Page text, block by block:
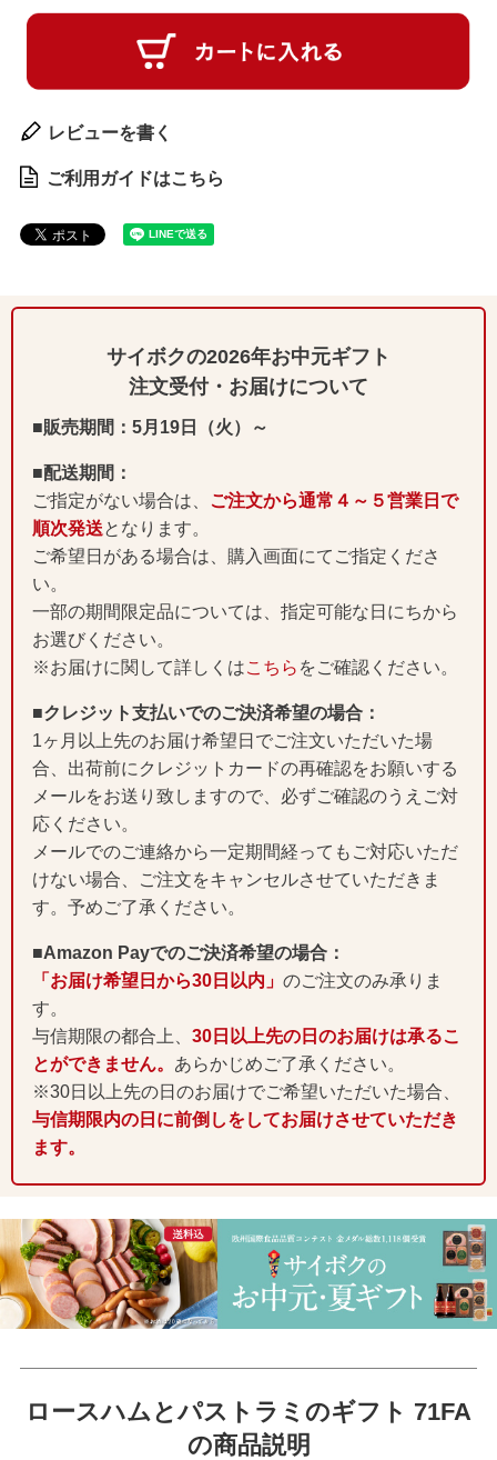
レビューを書く
ご利用ガイドはこちら
サイボクの2026年お中元ギフト
注文受付・お届けについて
■販売期間：5月19日（火）～
■配送期間：
ご指定がない場合は、 ご注文から通常４～５営業日で
順次発送となります。
ご希望日がある場合は、購入画面にてご指定くださ
い。
一部の期間限定品については、指定可能な日にちから
お選びください。
※お届けに関して詳しくはこちら をご確認ください。
■クレジット支払いでのご決済希望の場合：
1ヶ月以上先のお届け希望日でご注文いただいた場
合、出荷前にクレジットカードの再確認をお願いする
メールをお送り致しますので、必ずご確認のうえご対
応ください。
メールでのご連絡から一定期間経ってもご対応いただ
けない場合、ご注文をキャンセルさせていただきま
す。予めご了承ください。
■Amazon Payでのご決済希望の場合：
「お届け希望日から30日以内」のご注文のみ承りま
す。
与信期限の都合上、30日以上先の日のお届けは承るこ
とができません。 あらかじめご了承ください。
※30日以上先の日のお届けでご希望いただいた場合、
与信期限内の日に前倒しをしてお届けさせていただき
ます。
ロースハムとパストラミのギフト 71FA
の商品説明